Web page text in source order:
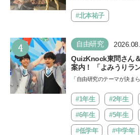
催…#北本祐子
4 自由研究
QuizKnock東問さん
案内！ 「よみうりラ
究が進む期間限定イ
「自由研究のテーマが決ま
バ!!…
#1年生 #2年生
#6年生 #5年生
#低学年 #中学年